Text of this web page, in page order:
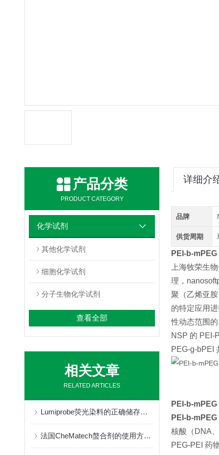
产品分类
PRODUCT CATEGORY
化学试剂
其他化学试剂
细胞化学试剂
分子生物化学试剂
查看全部
相关文章
RELATED ARTICLES
Lumiprobe荧光染料的正确储存与保管
法国CheMatech螯合剂的使用方法很简单
详细介
品牌
供货周期
PEI-b-mPEG
上海牧荣生
理，
聚（乙烯亚
的特定应用
性动态范围
NSP 的 PEI-
PEG-g-bPEI
PEI-b-mPEG
PEI-b-mPEG
核酸（DNA
PEG-PEI 药